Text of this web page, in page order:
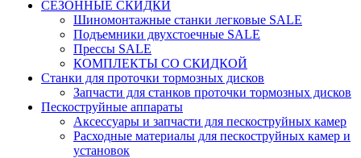
СЕЗОННЫЕ СКИДКИ
Шиномонтажные станки легковые SALE
Подъемники двухстоечные SALE
Прессы SALE
КОМПЛЕКТЫ СО СКИДКОЙ
Станки для проточки тормозных дисков
Запчасти для станков проточки тормозных дисков
Пескоструйные аппараты
Аксессуары и запчасти для пескоструйных камер
Расходные материалы для пескоструйных камер и
установок